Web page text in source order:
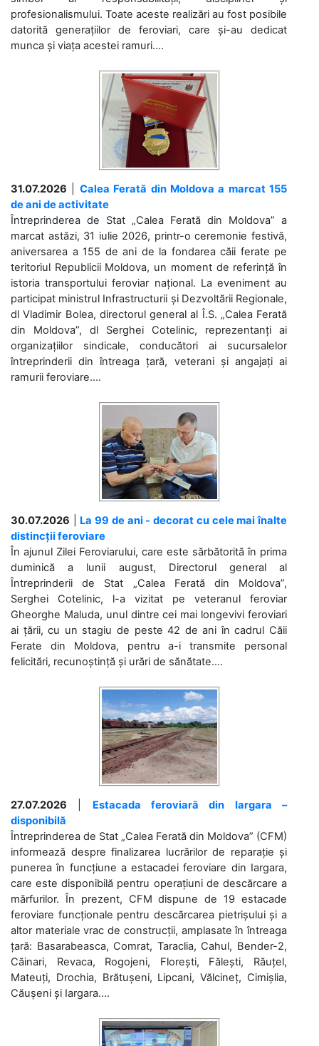
profesionalismului. Toate aceste realizări au fost posibile
datorită generațiilor de feroviari, care și-au dedicat
munca și viața acestei ramuri....
31.07.2026
Calea Ferată din Moldova a marcat 155
de ani de activitate
Întreprinderea de Stat „Calea Ferată din Moldova” a
marcat astăzi, 31 iulie 2026, printr-o ceremonie festivă,
aniversarea a 155 de ani de la fondarea căii ferate pe
teritoriul Republicii Moldova, un moment de referință în
istoria transportului feroviar național. La eveniment au
participat ministrul Infrastructurii și Dezvoltării Regionale,
dl Vladimir Bolea, directorul general al Î.S. „Calea Ferată
din Moldova”, dl Serghei Cotelinic, reprezentanți ai
organizațiilor sindicale, conducători ai sucursalelor
întreprinderii din întreaga țară, veterani și angajați ai
ramurii feroviare....
30.07.2026
La 99 de ani - decorat cu cele mai înalte
distincții feroviare
În ajunul Zilei Feroviarului, care este sărbătorită în prima
duminică a lunii august, Directorul general al
Întreprinderii de Stat „Calea Ferată din Moldova”,
Serghei Cotelinic, l-a vizitat pe veteranul feroviar
Gheorghe Maluda, unul dintre cei mai longevivi feroviari
ai țării, cu un stagiu de peste 42 de ani în cadrul Căii
Ferate din Moldova, pentru a-i transmite personal
felicitări, recunoștință și urări de sănătate....
27.07.2026
Estacada feroviară din Iargara –
disponibilă
Întreprinderea de Stat „Calea Ferată din Moldova” (CFM)
informează despre finalizarea lucrărilor de reparație și
punerea în funcțiune a estacadei feroviare din Iargara,
care este disponibilă pentru operațiuni de descărcare a
mărfurilor. În prezent, CFM dispune de 19 estacade
feroviare funcționale pentru descărcarea pietrișului și a
altor materiale vrac de construcții, amplasate în întreaga
țară: Basarabeasca, Comrat, Taraclia, Cahul, Bender-2,
Căinari, Revaca, Rogojeni, Florești, Fălești, Răuțel,
Mateuți, Drochia, Brătușeni, Lipcani, Vălcineț, Cimișlia,
Căușeni și Iargara....